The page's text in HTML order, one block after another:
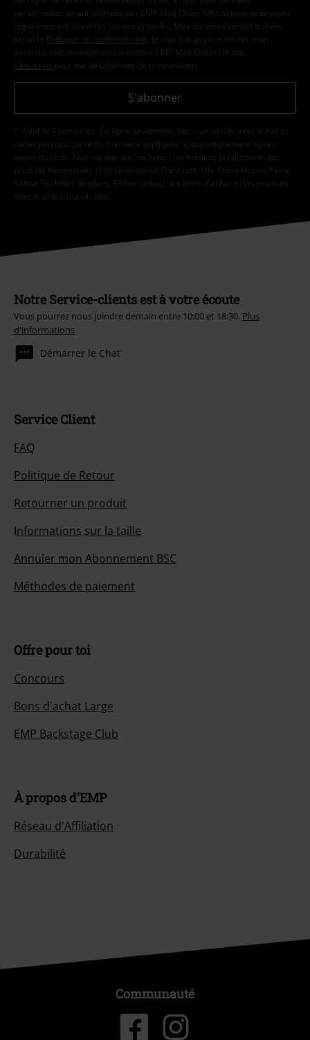
personnelles soient utilisées par EMP Mail Order UK Ltd pour m’envoyer
régulièrement des infos sur ses produits. Mes données seront traitées
selon la
Politique de confidentialité . Je sais que je peux retirer mon
accord à tout moment en contactant EMP Mail Order UK Ltd.
Cliquer ici pour me désabonner de la newsletter.
S'abonner
* Valable 4 semaines. En ligne seulement. Non cumulable avec d'autres
codes promos. La réduction sera appliquée automatiquement après
saisie du code. Non valable sur les livres, les médias, la billetterie, les
produits Rammstein, (Till) Lindemann, Die Ärzte, Die Toten Hosen, Feine
Sahne Fischfilet, Broilers, Böhse Onkelz, les bons d'achat et les produits
dont le prix inclut un don.
Notre Service-clients est à votre écoute
Vous pourrez nous joindre demain entre 10:00 et 18:30. Plus
d'informations
Démarrer le Chat
Service Client
FAQ
Politique de Retour
Retourner un produit
Informations sur la taille
Annuler mon Abonnement BSC
Méthodes de paiement
Offre pour toi
Concours
Bons d'achat Large
EMP Backstage Club
À propos d'EMP
Réseau d'Affiliation
Durabilité
Communauté